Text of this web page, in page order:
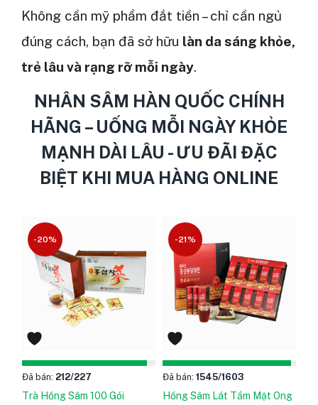
Không cần mỹ phẩm đắt tiền – chỉ cần ngủ
đúng cách, bạn đã sở hữu làn da sáng khỏe,
trẻ lâu và rạng rỡ mỗi ngày.
NHÂN SÂM HÀN QUỐC CHÍNH
HÃNG – UỐNG MỖI NGÀY KHỎE
MẠNH DÀI LÂU - ƯU ĐÃI ĐẶC
BIỆT KHI MUA HÀNG ONLINE
-20%
Đã bán: 212/227
Trà Hồng Sâm 100 Gói
-21%
Đã bán: 1545/1603
Hồng Sâm Lát Tẩm Mật Ong